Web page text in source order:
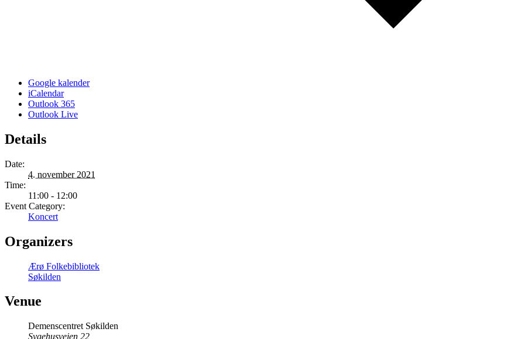
Google kalender
iCalendar
Outlook 365
Outlook Live
Details
Date:
4. november 2021
Time:
11:00 - 12:00
Event Category:
Koncert
Organizers
Ærø Folkebibliotek
Søkilden
Venue
Demenscentret Søkilden
Sygehusvejen 22